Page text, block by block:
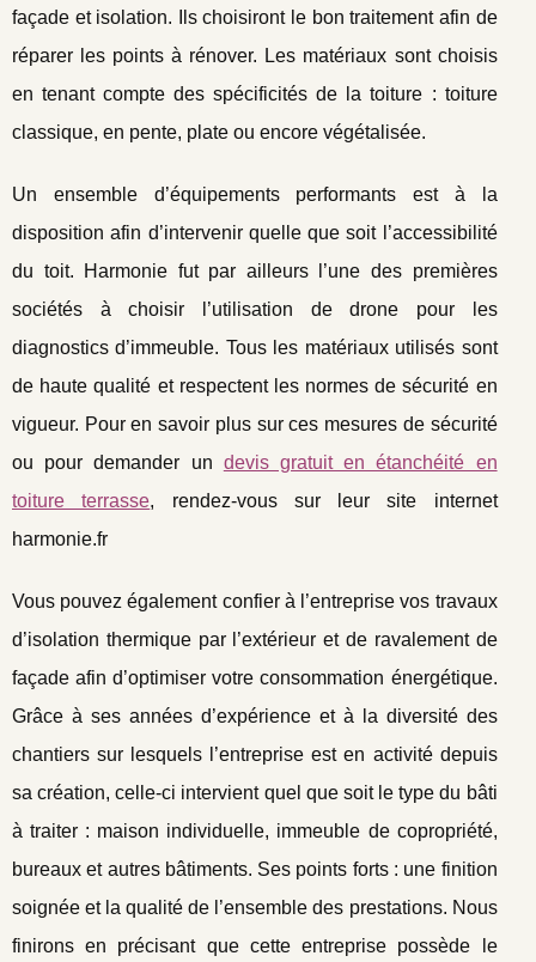
façade et isolation. Ils choisiront le bon traitement afin de
réparer les points à rénover. Les matériaux sont choisis
en tenant compte des spécificités de la toiture : toiture
classique, en pente, plate ou encore végétalisée.
Un ensemble d’équipements performants est à la
disposition afin d’intervenir quelle que soit l’accessibilité
du toit. Harmonie fut par ailleurs l’une des premières
sociétés à choisir l’utilisation de drone pour les
diagnostics d’immeuble. Tous les matériaux utilisés sont
de haute qualité et respectent les normes de sécurité en
vigueur. Pour en savoir plus sur ces mesures de sécurité
ou pour demander un devis gratuit en étanchéité en
toiture terrasse, rendez-vous sur leur site internet
harmonie.fr
Vous pouvez également confier à l’entreprise vos travaux
d’isolation thermique par l’extérieur et de ravalement de
façade afin d’optimiser votre consommation énergétique.
Grâce à ses années d’expérience et à la diversité des
chantiers sur lesquels l’entreprise est en activité depuis
sa création, celle-ci intervient quel que soit le type du bâti
à traiter : maison individuelle, immeuble de copropriété,
bureaux et autres bâtiments. Ses points forts : une finition
soignée et la qualité de l’ensemble des prestations. Nous
finirons en précisant que cette entreprise possède le